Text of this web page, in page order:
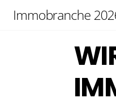
Immobranche